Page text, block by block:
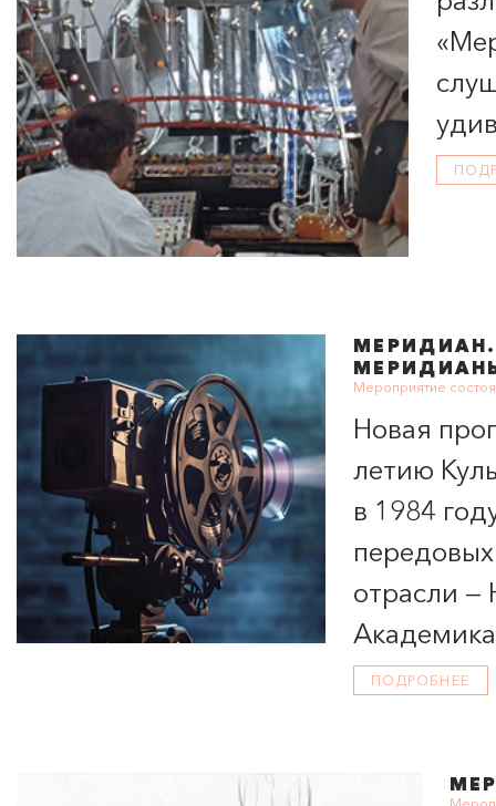
МЕРИДИАН
МЕРИДИАН
Мероприятие
Новая
летию
в 1984
отрасли
ПОДРОБНЕЕ
«